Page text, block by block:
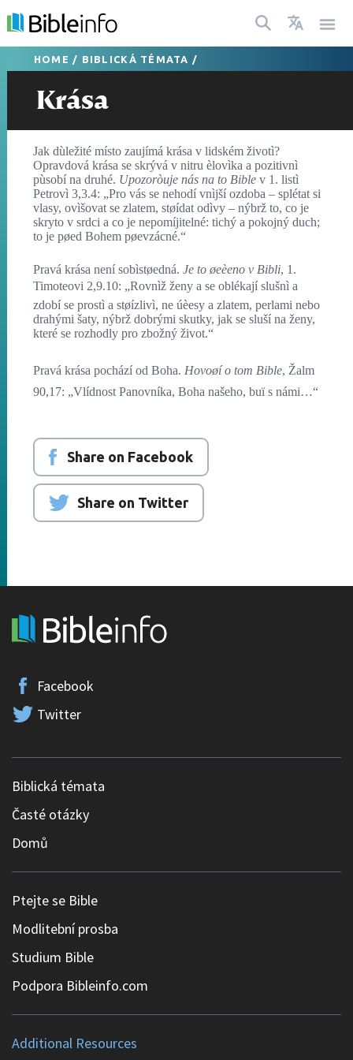
HOME / BIBLICKÁ TÉMATA /
Krása
Jak dùležité místo zaujímá krása v lidském životì?
Opravdová krása se skrývá v nitru èlovìka a pozitivnì
pùsobí na druhé. Upozoròuje nás na to Bible v 1. listì
Petrovì 3,3.4: „Pro vás se nehodí vnìjší ozdoba – splétat si
vlasy, ovìšovat se zlatem, støídat odìvy – nýbrž to, co je
skryto v srdci a co je nepomíjitelné: tichý a pokojný duch;
to je pøed Bohem pøevzácné.“
Pravá krása není sobìstøedná. Je to øeèeno v Bibli, 1.
Timoteovi 2,9.10: „Rovnìž ženy a se oblékají slušnì a
zdobí se prostì a støízlivì, ne úèesy a zlatem, perlami nebo
drahými šaty, nýbrž dobrými skutky, jak se sluší na ženy,
které se rozhodly pro zbožný život.“
Pravá krása pochází od Boha. Hovoøí o tom Bible, Žalm
90,17: „Vlídnost Panovníka, Boha našeho, buï s námi…“
Share on Facebook
Share on Twitter
Facebook
Twitter
Biblická témata
Časté otázky
Domů
Ptejte se Bible
Modlitební prosba
Studium Bible
Podpora Bibleinfo.com
Additional Resources